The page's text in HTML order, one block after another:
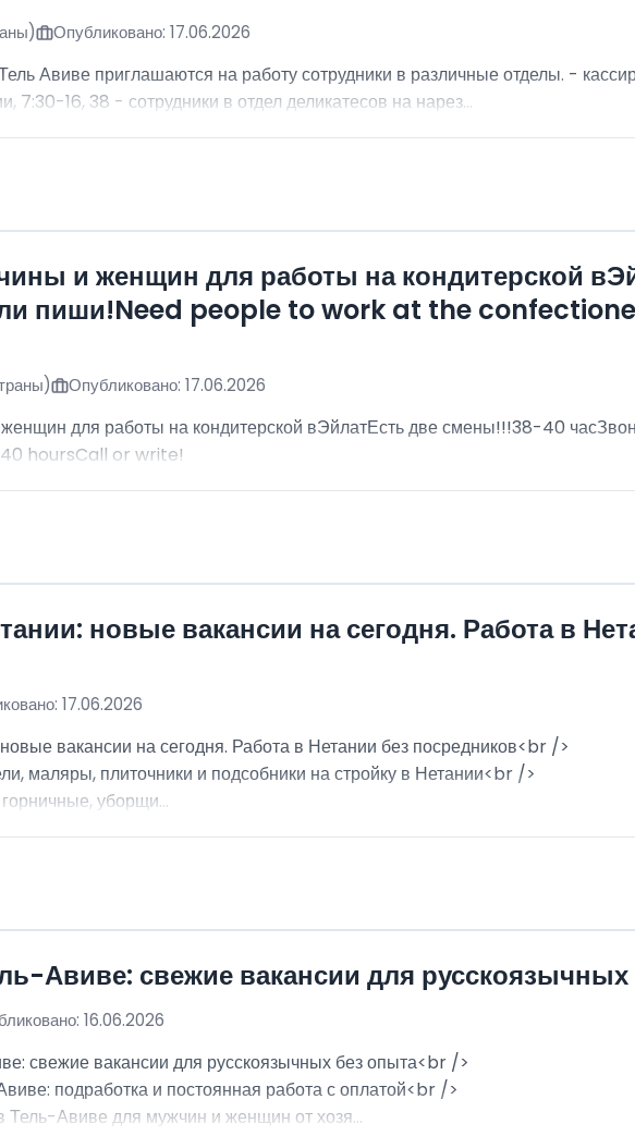
Опубликовано: 17.06.2026
Авиве приглашаются на работу сотрудники в различные отделы. -
7:30-16, 38 - сотрудники в отдел деликатесов на нарез...
и женщин для работы на кондитерской
пиши!Need people to work at the
Опубликовано: 17.06.2026
для работы на кондитерской вЭйлатЕсть две смены!!!38-40
hoursCall or write!
новые вакансии на сегодня. Работа в
17.06.2026
вакансии на сегодня. Работа в Нетании без посредников<br />
маляры, плиточники и подсобники на стройку в Нетании<br />
уборщи...
Авиве: свежие вакансии для
16.06.2026
свежие вакансии для русскоязычных без опыта<br />
подработка и постоянная работа с оплатой<br />
Тель-Авиве для мужчин и женщин от хозя...